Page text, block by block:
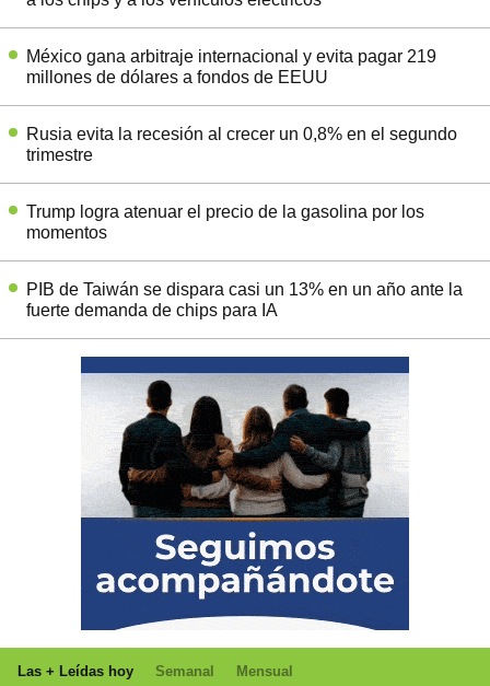
México gana arbitraje internacional y evita pagar 219
millones de dólares a fondos de EEUU
Rusia evita la recesión al crecer un 0,8% en el segundo
trimestre
Trump logra atenuar el precio de la gasolina por los
momentos
PIB de Taiwán se dispara casi un 13% en un año ante la
fuerte demanda de chips para IA
Las + Leídas hoy Semanal Mensual